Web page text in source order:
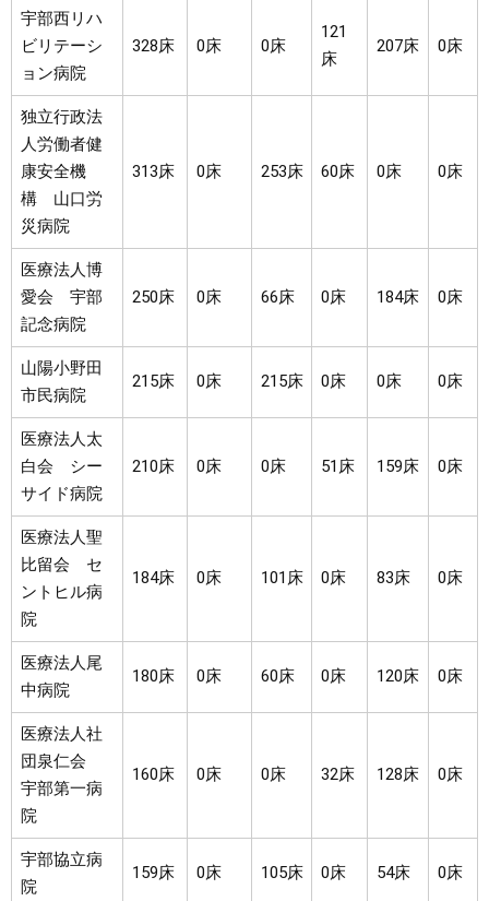
宇部西リハ
ビリテーシ
ョン病院
328床 0床 0床
121
床
207床 0床
独立行政法
人労働者健
康安全機
構 山口労
災病院
313床 0床 253床 60床 0床 0床
医療法人博
愛会 宇部
記念病院
250床 0床 66床 0床 184床 0床
山陽小野田
市民病院
215床 0床 215床 0床 0床 0床
医療法人太
白会 シー
サイド病院
210床 0床 0床 51床 159床 0床
医療法人聖
比留会 セ
ントヒル病
院
184床 0床 101床 0床 83床 0床
医療法人尾
中病院
180床 0床 60床 0床 120床 0床
医療法人社
団泉仁会
宇部第一病
院
160床 0床 0床 32床 128床 0床
宇部協立病
院
159床 0床 105床 0床 54床 0床